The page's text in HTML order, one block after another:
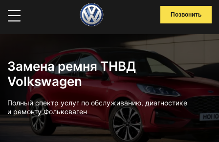
Позвонить
Замена ремня ТНВД
Volkswagen
Полный спектр услуг по обслуживанию, диагностике
и ремонту Фольксваген